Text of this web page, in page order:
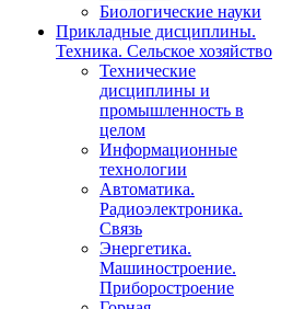
Биологические науки
Прикладные дисциплины.
Техника. Сельское хозяйство
Технические
дисциплины и
промышленность в
целом
Информационные
технологии
Автоматика.
Радиоэлектроника.
Связь
Энергетика.
Машиностроение.
Приборостроение